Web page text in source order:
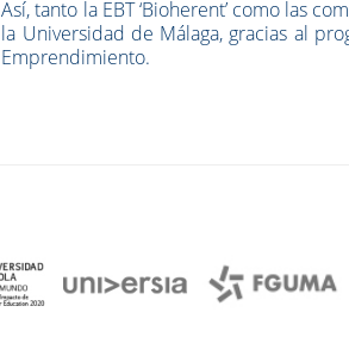
Así, tanto la EBT ‘Bioherent’ como las
la Universidad de Málaga, gracias al
Emprendimiento.